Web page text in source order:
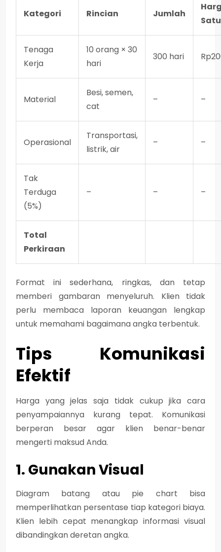
Kategori Rincian Jumlah
Tenaga
Kerja
10 orang × 30
hari
300 hari
Material
Besi, semen,
cat
– –
Operasional
Transportasi,
listrik, air
– –
Tak
Terduga
(5%)
– – –
Total
Perkiraan
Format ini sederhana, ringkas, dan tetap
memberi gambaran menyeluruh. Klien tidak
perlu membaca laporan keuangan lengkap
untuk memahami bagaimana angka terbentuk.
Tips Komunikasi
Efektif
Harga yang jelas saja tidak cukup jika cara
penyampaiannya kurang tepat. Komunikasi
berperan besar agar klien benar-benar
mengerti maksud Anda.
1. Gunakan Visual
Diagram batang atau pie chart bisa
memperlihatkan persentase tiap kategori biaya.
Klien lebih cepat menangkap informasi visual
dibandingkan deretan angka.